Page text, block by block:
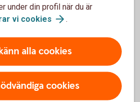
i
fastighetslån i
Hypotek
under din profil när du är
vi cookies .
alla cookies
cookies